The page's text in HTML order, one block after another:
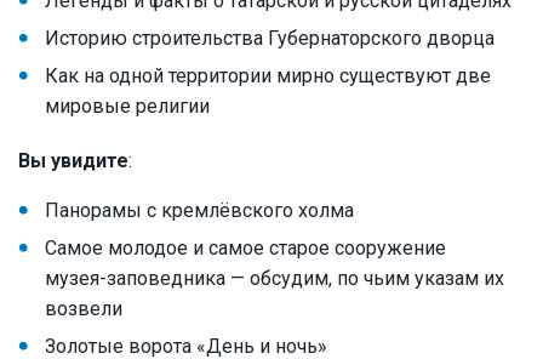
Историю строительства Губернаторского дворца
Как на одной территории мирно существуют две
мировые религии
Вы увидите:
Панорамы с кремлёвского холма
Самое молодое и самое старое сооружение
музея-заповедника — обсудим, по чьим указам их
возвели
Золотые ворота «День и ночь»